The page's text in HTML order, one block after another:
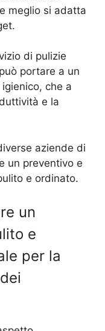
meglio si adatta
di pulizie
portare a un
che a
e la
aziende di
un preventivo e
e ordinato.
un
e
per la